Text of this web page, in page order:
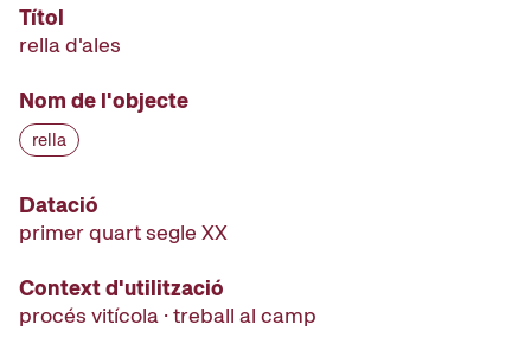
Títol
rella d'ales
Nom de l'objecte
rella
Datació
primer quart segle XX
Context d'utilització
procés vitícola · treball al camp